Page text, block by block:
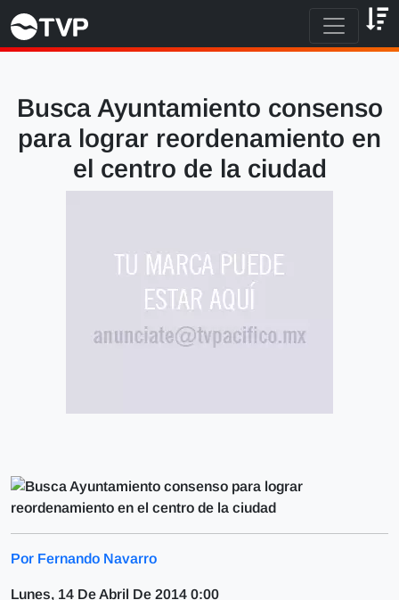
Busca Ayuntamiento consenso
para lograr reordenamiento en
el centro de la ciudad
Por Fernando Navarro
Lunes, 14 De Abril De 2014 0:00